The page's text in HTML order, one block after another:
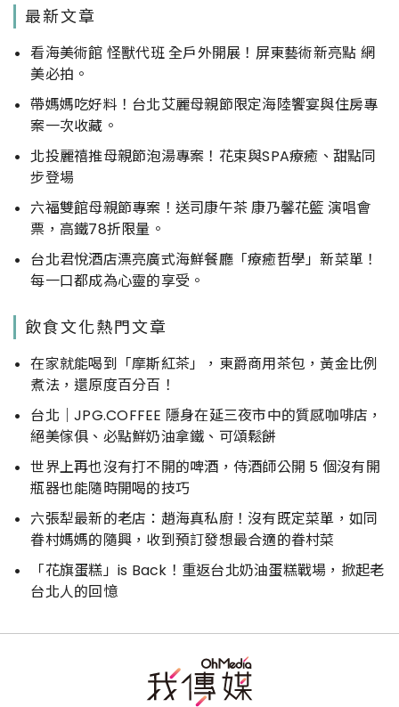
最新文章
看海美術館 怪獸代班 全戶外開展！屏東藝術新亮點 網
美必拍。
帶媽媽吃好料！台北艾麗母親節限定海陸饗宴與住房專
案一次收藏。
北投麗禧推母親節泡湯專案！花束與SPA療癒、甜點同
步登場
六福雙館母親節專案！送司康午茶 康乃馨花籃 演唱會
票，高鐵78折限量。
台北君悅酒店漂亮廣式海鮮餐廳「療癒哲學」新菜單！
每一口都成為心靈的享受。
飲食文化熱門文章
在家就能喝到「摩斯紅茶」，東爵商用茶包，黃金比例
煮法，還原度百分百！
台北｜JPG.COFFEE 隱身在延三夜市中的質感咖啡店，
絕美傢俱、必點鮮奶油拿鐵、可頌鬆餅
世界上再也沒有打不開的啤酒，侍酒師公開 5 個沒有開
瓶器也能隨時開喝的技巧
六張犁最新的老店：趙海真私廚！沒有既定菜單，如同
眷村媽媽的隨興，收到預訂發想最合適的眷村菜
「花旗蛋糕」is Back！重返台北奶油蛋糕戰場，掀起老
台北人的回憶